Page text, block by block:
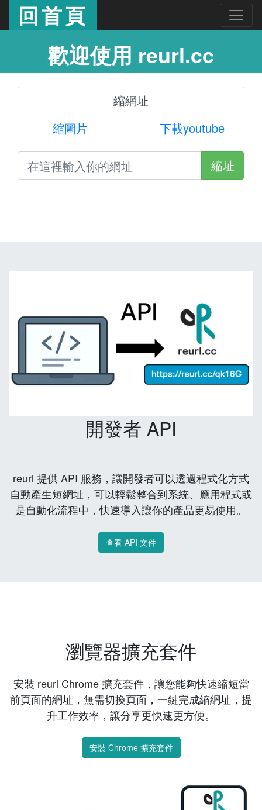
回首頁
歡迎使用 reurl.cc
縮網址
縮圖片
下載youtube
縮址
開發者 API
reurl 提供 API 服務，讓開發者可以透過程式化方式
自動產生短網址，可以輕鬆整合到系統、應用程式或
是自動化流程中，快速導入讓你的產品更易使用。
查看 API 文件
瀏覽器擴充套件
安裝 reurl Chrome 擴充套件，讓您能夠快速縮短當
前頁面的網址，無需切換頁面，一鍵完成縮網址，提
升工作效率，讓分享更快速更方便。
安裝 Chrome 擴充套件